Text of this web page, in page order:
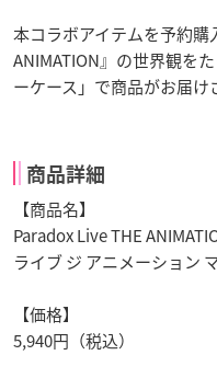
本コラボアイテムを予約購
ANIMATION』の世界観を
ーケース」で商品がお届け
商品詳細
【商品名】
Paradox Live THE
ライブ ジ アニメーション
【価格】
5,940円（税込）